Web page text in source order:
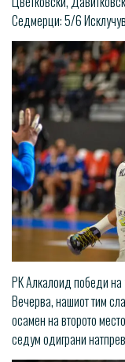
Седмерци: 5/6
РК Алкалоид победи на
Вечерва, нашиот тим
осамен на второто
седум одиграни